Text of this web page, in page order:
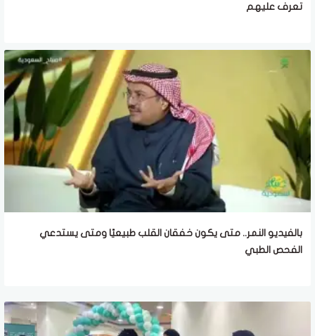
تعرف عليهم
بالفيديو النمر.. متى يكون خفقان القلب طبيعيًا ومتى يستدعي
الفحص الطبي